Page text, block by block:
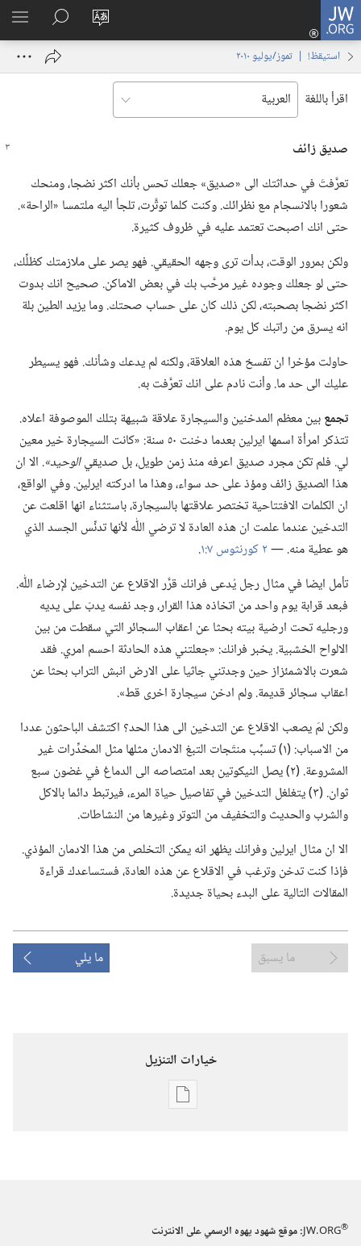
JW.ORG
تغيير
الموقع
تسجيل
الدخول
نافذة
البحث
في
JW.‎ORG
استيقظ‏!‏ | ‏‎تموز/يوليو‏ ‏‎٢٠١٠‏
اقرأ باللغة
صديق زائف
تعرَّفتَ في حداثتك الى «صديق» جعلك تحس بأنك اكثر نضجا،‏ ومنحك
شعورا بالانسجام مع نظرائك.‏ وكنت كلما توتَّرت،‏ تلجأ اليه ملتمسا «الراحة».‏
حتى انك اصبحت تعتمد عليه في ظروف كثيرة.‏
ولكن بمرور الوقت،‏ بدأت ترى وجهه الحقيقي.‏ فهو يصر على ملازمتك كظلِّك،‏
حتى لو جعلك وجوده غير مرحَّب بك في بعض الاماكن.‏ صحيح انك بدوت
اكثر نضجا بصحبته،‏ لكن ذلك كان على حساب صحتك.‏ وما يزيد الطين بلة
انه يسرق من راتبك كل يوم.‏
حاولت مؤخرا ان تفسخ هذه العلاقة،‏ ولكنه لم يدعك وشأنك.‏ فهو يسيطر
عليك الى حد ما.‏ وأنت نادم على انك تعرَّفت به.‏
تجمعبين معظم المدخنين والسيجارة علاقة شبيهة بتلك الموصوفة اعلاه.‏
تتذكر امرأة اسمها ايرلين بعدما دخنت ٥٠ سنة:‏ «كانت السيجارة خير معين
لي.‏ فلم تكن مجرد صديق اعرفه منذ زمن طويل،‏ بل صديقيالوحيد».‏ الا ان
هذا الصديق زائف ومؤذ على حد سواء،‏ وهذا ما ادركته ايرلين.‏ وفي الواقع،‏
ان الكلمات الافتتاحية تختصر علاقتها بالسيجارة،‏ باستثناء انها اقلعت عن
التدخين عندما علمت ان هذه العادة لا ترضي اللّٰه لأنها تدنِّس الجسد الذي
هو عطية منه.‏ —‏٢ كورنثوس ٧:‏١
‏.‏
تأمل ايضا في مثال رجل يُدعى فرانك قرَّر الاقلاع عن التدخين لإرضاء اللّٰه.‏
فبعد قرابة يوم واحد من اتخاذه هذا القرار،‏ وجد نفسه يدبّ على يديه
ورجليه تحت ارضية بيته بحثا عن اعقاب السجائر التي سقطت من بين
الالواح الخشبية.‏ يخبر فرانك:‏ «جعلتني هذه الحادثة احسم امري.‏ فقد
شعرت بالاشمئزاز حين وجدتني جاثيا على الارض انبش التراب بحثا عن
اعقاب سجائر قديمة.‏ ولم ادخن سيجارة اخرى قط».‏
ولكن لمَ يصعب الاقلاع عن التدخين الى هذا الحد؟‏ اكتشف الباحثون عددا
من الاسباب:‏ (‏١)‏ تسبِّب منتَجات التبغ الادمان مثلها مثل المخدِّرات غير
المشروعة.‏ (‏٢)‏ يصل النيكوتين بعد امتصاصه الى الدماغ في غضون سبع
ثوان.‏ (‏٣)‏ يتغلغل التدخين في تفاصيل حياة المرء،‏ فيرتبط دائما بالاكل
والشرب والحديث والتخفيف من التوتر وغيرها من النشاطات.‏
الا ان مثال ايرلين وفرانك يظهر انه يمكن التخلص من هذا الادمان المؤذي.‏
فإذا كنت تدخن وترغب في الاقلاع عن هذه العادة،‏ فستساعدك قراءة
المقالات التالية على البدء بحياة جديدة.‏
ما يسبق ما يلي
خيارات التنزيل
خيارات
JW.ORG®
:‏ موقع شهود يهوه الرسمي على الانترنت